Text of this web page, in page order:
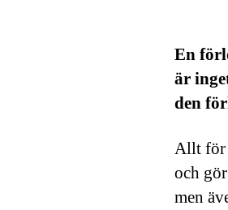
En
är
den
Allt för
och
men